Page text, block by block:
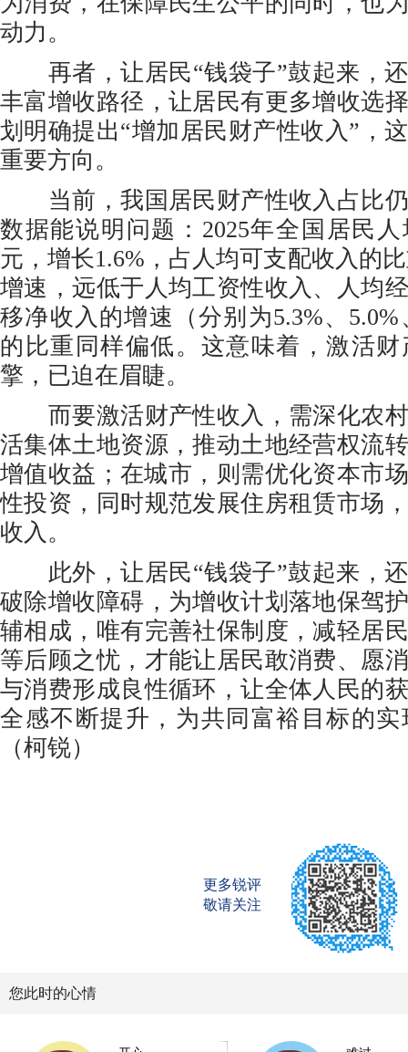
动力。
再者，让居民“钱袋子”鼓起来，还
丰富增收路径，让居民有更多增收选
划明确提出“增加居民财产性收入”，
重要方向。
当前，我国居民财产性收入占比仍
数据能说明问题：2025年全国居民
元，增长1.6%，占人均可支配收入的
增速，远低于人均工资性收入、人均
移净收入的增速（分别为5.3%、5.0%
的比重同样偏低。这意味着，激活
擎，已迫在眉睫。
而要激活财产性收入，需深化农村
活集体土地资源，推动土地经营权流
增值收益；在城市，则需优化资本市
性投资，同时规范发展住房租赁市场
收入。
此外，让居民“钱袋子”鼓起来，还
破除增收障碍，为增收计划落地保驾
辅相成，唯有完善社保制度，减轻居
等后顾之忧，才能让居民敢消费、愿
与消费形成良性循环，让全体人民的
全感不断提升，为共同富裕目标的
（柯锐）
更多锐评
敬请关注
您此时的心情